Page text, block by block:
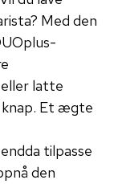
Med den
latte
Et ægte
tilpasse
den